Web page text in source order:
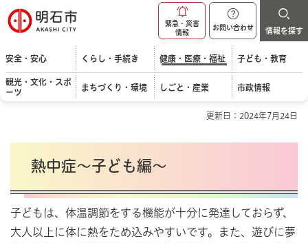
明石市
緊急・災害
情報
お問い合わせ 情報を探す
安全・安心 くらし・手続き 健康・医療・福祉 子ども・教育
観光・文化・スポ
ーツ
まちづくり・環境 しごと・産業 市政情報
更新日：2024年7月24日
熱中症～子ども編～
子どもは、体温調節をする機能が十分に発達しておらず、
大人以上に体に熱をため込みやすいです。また、遊びに夢